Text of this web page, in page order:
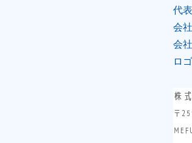
代
会
会
ロ
株
〒